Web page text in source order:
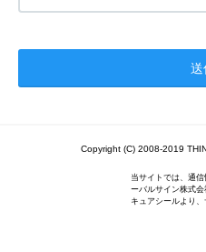
Copyright (C) 2008-2019
当サイトでは、通
ーバルサイン株式
キュアシールより